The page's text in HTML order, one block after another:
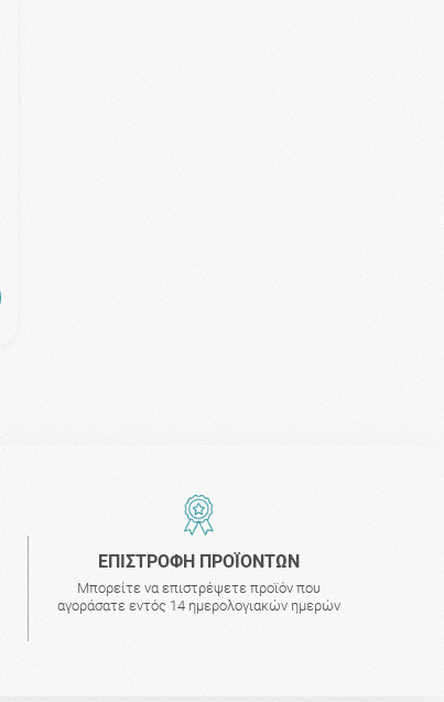
ΕΠΙΣΤΡΟΦΗ ΠΡΟΪΟΝΤΩΝ
Μπορείτε να επιστρέψετε προϊόν που
αγοράσατε εντός 14 ημερολογιακών ημερών